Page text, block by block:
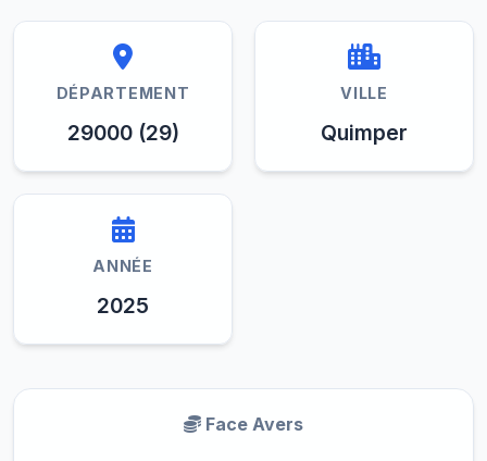
DÉPARTEMENT
29000 (29)
VILLE
Quimper
ANNÉE
2025
Face Avers